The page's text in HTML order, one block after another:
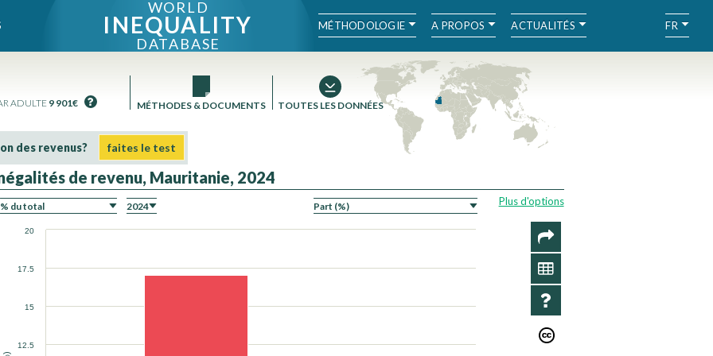
WORLD
INEQUALITY
DATABASE
MÉTHODOLOGIE A PROPOS ACTUALITÉS FR
ADULTE 9 901€ MÉTHODES & DOCUMENTS TOUTES LES DONNÉES
des revenus? faites le test
de revenu, Mauritanie, 2024
Plus d'options
12.5
15
17.5
20 PARTAGER
DONNÉES
INFO